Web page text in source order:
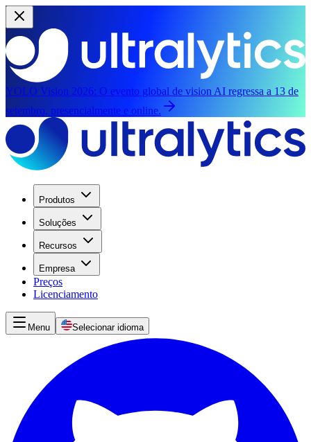
YOLO Vision 2026: O evento global de vision AI regressa a 13 de
setembro, presencialmente e online.
Produtos
Soluções
Recursos
Empresa
Preços
Licenciamento
Menu Selecionar idioma